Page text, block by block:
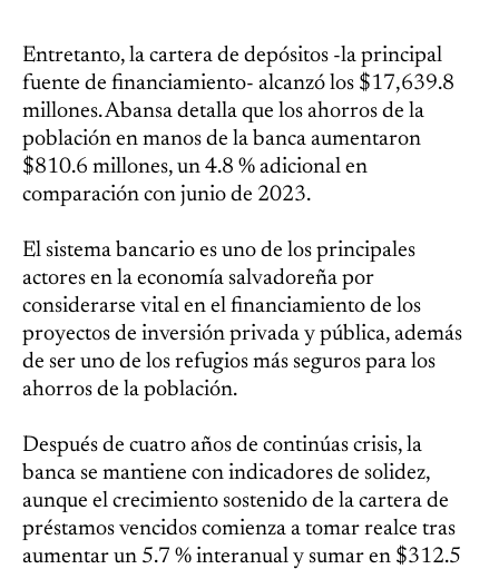
Entretanto, la cartera de depósitos -la principal
fuente de financiamiento- alcanzó los $17,639.8
millones. Abansa detalla que los ahorros de la
población en manos de la banca aumentaron
$810.6 millones, un 4.8 % adicional en
comparación con junio de 2023.
El sistema bancario es uno de los principales
actores en la economía salvadoreña por
considerarse vital en el financiamiento de los
proyectos de inversión privada y pública, además
de ser uno de los refugios más seguros para los
ahorros de la población.
Después de cuatro años de continúas crisis, la
banca se mantiene con indicadores de solidez,
aunque el crecimiento sostenido de la cartera de
préstamos vencidos comienza a tomar realce tras
aumentar un 5.7 % interanual y sumar en $312.5